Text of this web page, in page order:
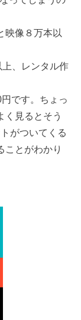
映像８万本以
、レンタル作
です。ちょっ
く見るとそう
がついてくる
ことがわかり